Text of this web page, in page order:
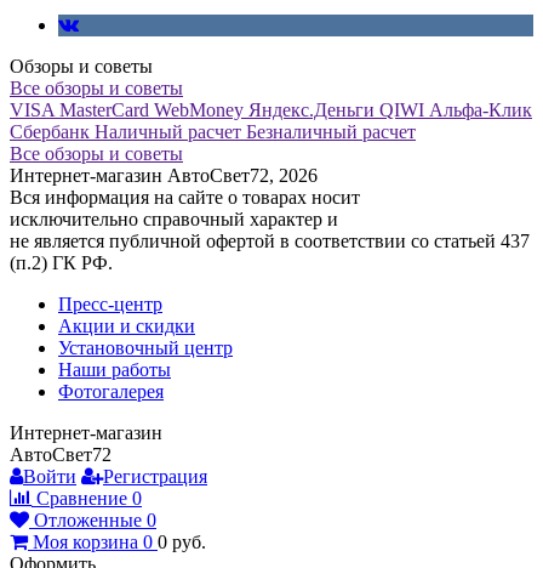
Обзоры и советы
Все обзоры и советы
VISA MasterCard WebMoney Яндекс.Деньги QIWI Альфа-Клик
Сбербанк Наличный расчет Безналичный расчет
Все обзоры и советы
Интернет-магазин АвтоСвет72, 2026
Вся информация на сайте о товарах носит
исключительно справочный характер и
не является публичной офертой в соответствии со статьей 437
(п.2) ГК РФ.
Пресс-центр
Акции и скидки
Установочный центр
Наши работы
Фотогалерея
Интернет-магазин
АвтоСвет72
Войти
Регистрация
Сравнение 0
Отложенные 0
Моя корзина 0 0 руб.
Оформить